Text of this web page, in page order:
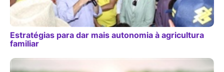
Estratégias para dar mais autonomia à agricultura
familiar